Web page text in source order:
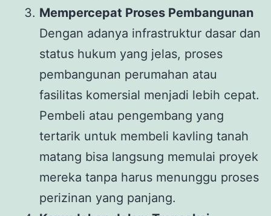
Mempercepat Proses Pembangunan
Dengan adanya infrastruktur dasar dan
status hukum yang jelas, proses
pembangunan perumahan atau
fasilitas komersial menjadi lebih cepat.
Pembeli atau pengembang yang
tertarik untuk membeli kavling tanah
matang bisa langsung memulai proyek
mereka tanpa harus menunggu proses
perizinan yang panjang.